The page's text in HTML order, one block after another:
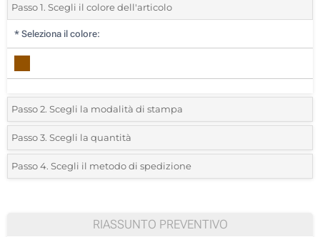
Passo 1. Scegli il colore dell'articolo
* Seleziona il colore:
Passo 2. Scegli la modalità di stampa
*Seleziona la posizione di stampa e il colore del vostro logo:
Incisione Laser (Sul manico)
Passo 3. Scegli la quantità
*Quantità desiderata:
Passo 4. Scegli il metodo di spedizione
RIASSUNTO PREVENTIVO